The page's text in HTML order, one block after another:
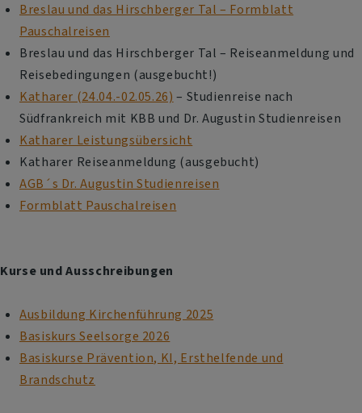
Breslau und das Hirschberger Tal – Formblatt
Pauschalreisen
Breslau und das Hirschberger Tal – Reiseanmeldung und
Reisebedingungen (ausgebucht!)
Katharer (24.04.-02.05.26) – Studienreise nach
Südfrankreich mit KBB und Dr. Augustin Studienreisen
Katharer Leistungsübersicht
Katharer Reiseanmeldung (ausgebucht)
AGB´s Dr. Augustin Studienreisen
Formblatt Pauschalreisen
Kurse und Ausschreibungen
Ausbildung Kirchenführung 2025
Basiskurs Seelsorge 2026
Basiskurse Prävention, KI, Ersthelfende und
Brandschutz